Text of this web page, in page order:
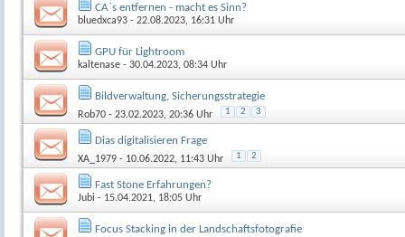
CA`s entfernen - macht es Sinn?
bluedxca93 - 22.08.2023, 16:31 Uhr
GPU für Lightroom
kaltenase - 30.04.2023, 08:34 Uhr
Bildverwaltung, Sicherungsstrategie
Rob70 - 23.02.2023, 20:36 Uhr 1 2 3
Dias digitalisieren Frage
XA_1979 - 10.06.2022, 11:43 Uhr 1 2
Fast Stone Erfahrungen?
Jubi - 15.04.2021, 18:05 Uhr
Focus Stacking in der Landschaftsfotografie